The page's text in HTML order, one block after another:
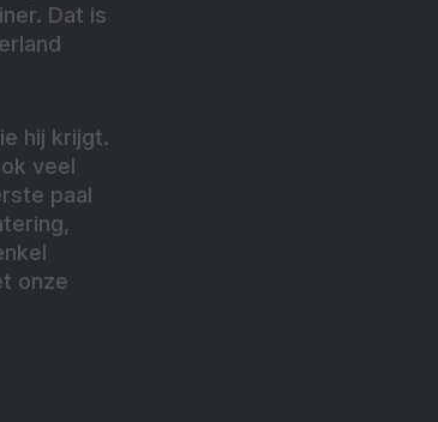
Dat is
hij krijgt.
veel
paal
onze